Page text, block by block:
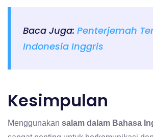
Baca Juga: Penterjemah
Indonesia Inggris
Kesimpulan
Menggunakan salam dalam Bahasa